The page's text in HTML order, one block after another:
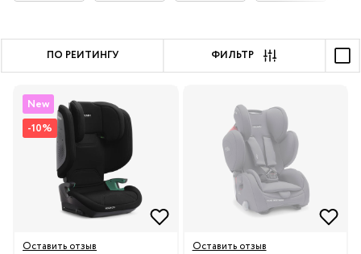
ПО РЕЙТИНГУ ФИЛЬТР
New
-10%
Оставить отзыв Оставить отзыв